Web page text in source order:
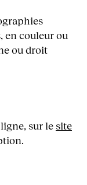
en couleur ou
ou droit
sur le site